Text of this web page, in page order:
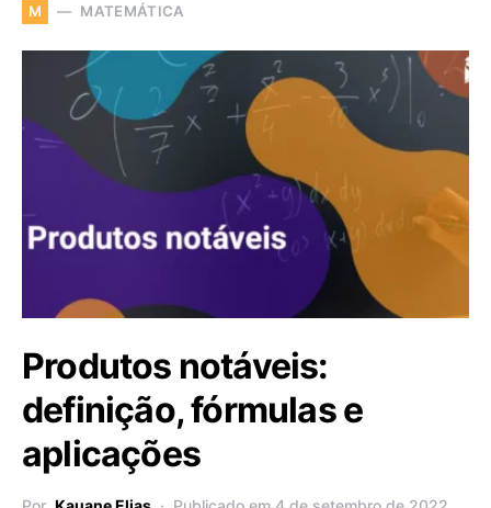
M MATEMÁTICA
Produtos notáveis:
definição, fórmulas e
aplicações